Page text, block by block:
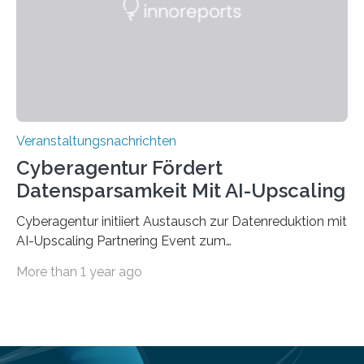
„QUAZAR“ mit insgesamt 1,15 Millionen Euro über vier
Veranstaltungsnachrichten
Cyberagentur Fördert
Datensparsamkeit Mit AI-Upscaling
Cyberagentur initiiert Austausch zur Datenreduktion mit
AI-Upscaling Partnering Event zum
innovative DatenverarbeitungDie Agentur für
Entwicklung von Technologien zur gezielten
More than 1 year ago